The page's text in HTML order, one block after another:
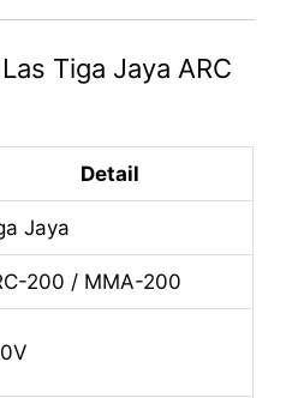
Tiga Jaya ARC
Detail
Jaya
200 / MMA-200